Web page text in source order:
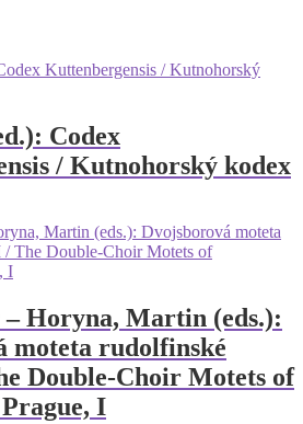
Codex
/ Kutnohorský kodex
– Horyna, Martin (eds.):
moteta rudolfinské
Double-Choir Motets of
I